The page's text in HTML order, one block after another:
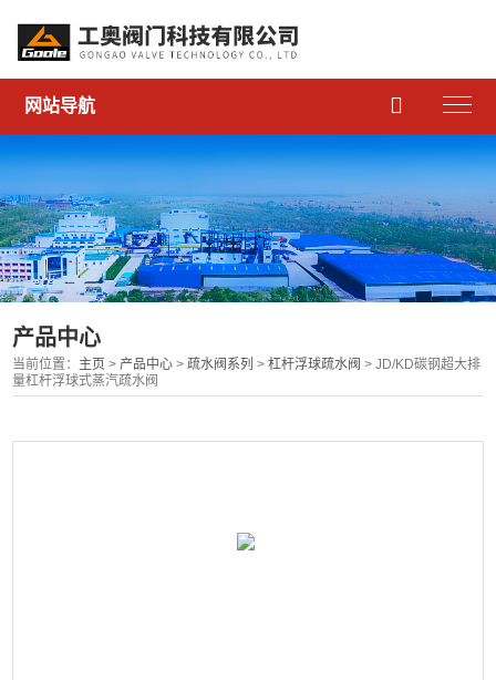
网站导航 
产品中心
当前位置： 主页 > 产品中心 >疏水阀系列 >杠杆浮球疏水阀 > JD/KD碳钢超大排
量杠杆浮球式蒸汽疏水阀